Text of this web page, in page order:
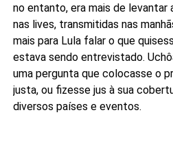
no entanto, era mais de levantar
nas lives, transmitidas nas
mais para Lula falar o que
estava sendo entrevistado.
uma pergunta que colocasse o
justa, ou fizesse jus à sua
diversos países e eventos.